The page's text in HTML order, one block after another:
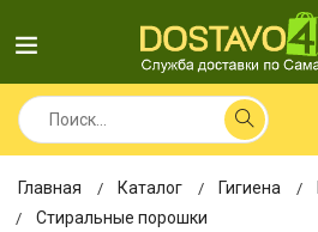
Главная Каталог Гигиена
Стиральные порошки